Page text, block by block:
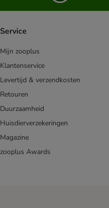
Service
Mijn zooplus
Klantenservice
Levertijd & verzendkosten
Retouren
Duurzaamheid
Huisdierverzekeringen
Magazine
zooplus Awards